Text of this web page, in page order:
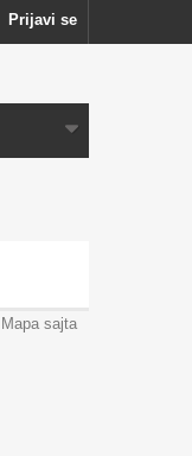
Prijavi se
Mapa sajta